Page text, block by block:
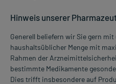
Hinweis unserer
Generell beliefern wir Sie gern
haushaltsüblicher Menge mit
Rahmen der
bestimmte Medikamente
Dies trifft insbesondere auf